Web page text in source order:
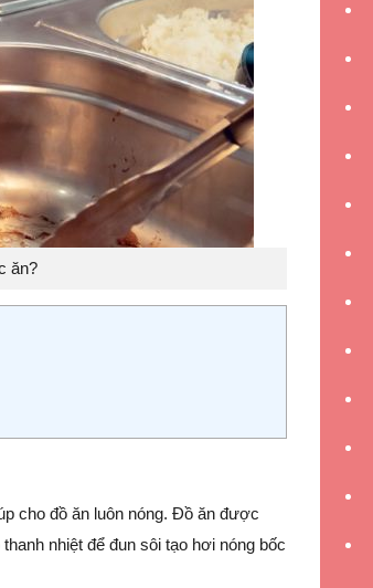
ăn?
cho đồ ăn luôn nóng. Đồ ăn được
nhiệt để đun sôi tạo hơi nóng bốc